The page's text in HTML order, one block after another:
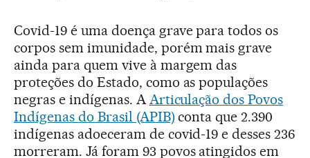
Covid-19 é uma doença grave para todos os
corpos sem imunidade, porém mais grave
ainda para quem vive à margem das
proteções do Estado, como as populações
negras e indígenas. AArticulação dos Povos
Indígenas do Brasil (APIB) conta que 2.390
indígenas adoeceram de covid-19 e desses 236
morreram. Já foram 93 povos atingidos em